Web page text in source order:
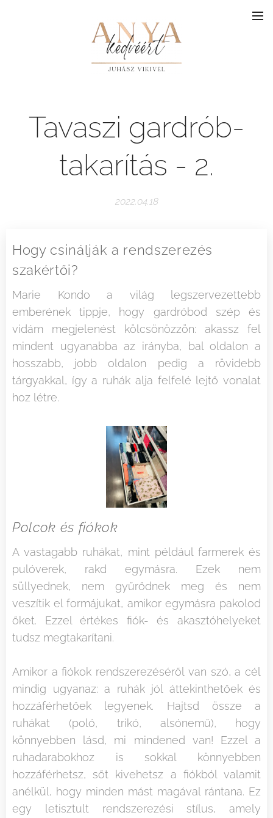
Tavaszi gardrób-
takarítás - 2.
2022.04.18
Hogy csinálják a rendszerezés
szakértői?
Marie Kondo a világ legszervezettebb
emberének tippje, hogy gardróbod szép és
vidám megjelenést kölcsönözzön: akassz fel
mindent ugyanabba az irányba, bal oldalon a
hosszabb, jobb oldalon pedig a rövidebb
tárgyakkal, így a ruhák alja felfelé lejtő vonalat
hoz létre.
Polcok és fiókok
A vastagabb ruhákat, mint például farmerek és
pulóverek, rakd egymásra. Ezek nem
süllyednek, nem gyűrődnek meg és nem
veszítik el formájukat, amikor egymásra pakolod
őket. Ezzel értékes fiók- és akasztóhelyeket
tudsz megtakarítani.
Amikor a fiókok rendszerezéséről van szó, a cél
mindig ugyanaz: a ruhák jól áttekinthetőek és
hozzáférhetőek legyenek. Hajtsd össze a
ruhákat (poló, trikó, alsónemű), hogy
könnyebben lásd, mi mindened van! Ezzel a
ruhadarabokhoz is sokkal könnyebben
hozzáférhetsz, sőt kivehetsz a fiókból valamit
anélkül, hogy minden mást magával rántana. Ez
egy letisztult rendszerezési stílus, amely